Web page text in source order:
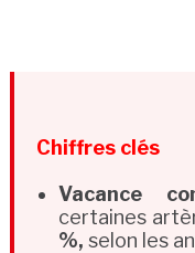
Chiffres clés
Vacance
certaines
%, selon les